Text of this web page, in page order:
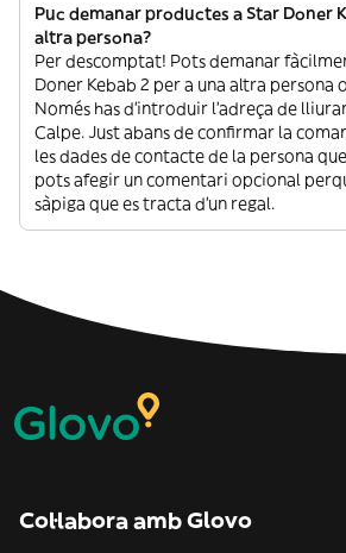
Puc demanar productes a Star Doner
altra persona?
Per descomptat! Pots demanar
Doner Kebab 2 per a una altra persona
Només has d’introduir l’adreça de
Calpe. Just abans de confirmar la
les dades de contacte de la persona
pots afegir un comentari opcional
sàpiga que es tracta d’un regal.
Col·labora amb Glovo